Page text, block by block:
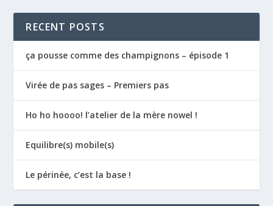
RECENT POSTS
ça pousse comme des champignons – épisode 1
Virée de pas sages – Premiers pas
Ho ho hoooo! l’atelier de la mère nowel !
Equilibre(s) mobile(s)
Le périnée, c’est la base !